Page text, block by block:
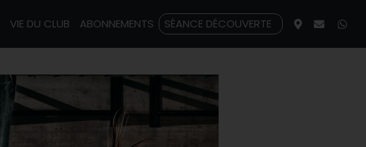
VIE DU CLUB ABONNEMENTS SÉANCE DÉCOUVERTE